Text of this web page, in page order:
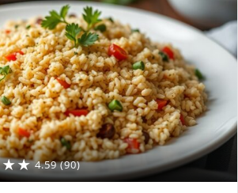
4.59 (90)